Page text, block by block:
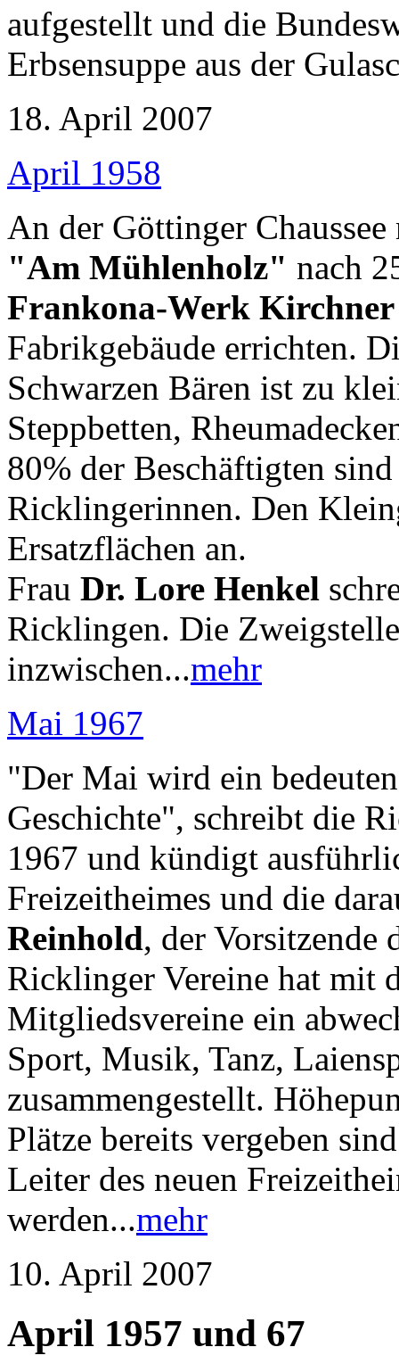
aufgestellt und die
Erbsensuppe aus der
18. April 2007
April 1958
An der Göttinger
"Am Mühlenholz" nach
Frankona-Werk
Fabrikgebäude errichten.
Schwarzen Bären ist zu
Steppbetten,
80% der Beschäftigten
Ricklingerinnen. Den
Ersatzflächen an.
Frau Dr. Lore Henkel
Ricklingen. Die
inzwischen...mehr
Mai 1967
"Der Mai wird ein
Geschichte", schreibt die
1967 und kündigt
Freizeitheimes und die
Reinhold, der Vorsitzende
Ricklinger Vereine hat mit
Mitgliedsvereine ein
Sport, Musik, Tanz,
zusammengestellt.
Plätze bereits vergeben
Leiter des neuen
werden...mehr
10. April 2007
April 1957 und 67